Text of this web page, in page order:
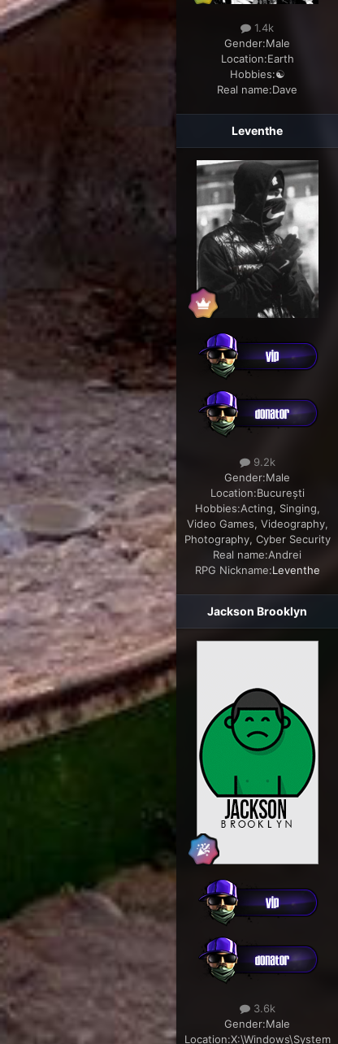
1.4k
Gender:Male
Location:Earth
Hobbies:☯️
Real name:Dave
Leventhe
9.2k
Gender:Male
Location:București
Hobbies:Acting, Singing,
Video Games, Videography,
Photography, Cyber Security
Real name:Andrei
RPG Nickname:Leventhe
Jackson Brooklyn
3.6k
Gender:Male
Location:X:\Windows\System